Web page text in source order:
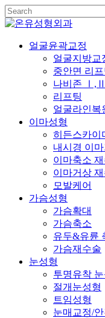
Skip
to
main
content
Close
Menu
얼굴윤곽교정
얼굴지방교
중안면 리프
나비존 Ⅰ,Ⅱ
리프팅
얼굴라인복
이마성형
히든스카이
내시경 이
이마축소
이마거상
모발케어
가슴성형
가슴확대
가슴축소
유두&유륜
가슴재수술
눈성형
투명유착
절개눈성형
트임성형
눈매교정/